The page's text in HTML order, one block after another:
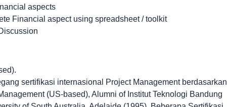
aspects
Financial aspect using spreadsheet / toolkit
sertifikasi internasional Project Management berdasarkan
(US-based), Alumni of Institut Teknologi Bandung